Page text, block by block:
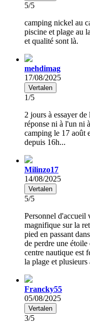
5/5
camping nickel au
piscine et plage au
et qualité sont là.
mehdimag
17/08/2025
Vertalen
1/5
2 jours à essayer
réponse ni à l'un ni
camping le 17 août
depuis 16h...
Milinzo17
14/08/2025
Vertalen
5/5
Personnel d'accueil
magnifique sur la
pied en passant
de perdre une
centre nautique est
la plage et
Francky55
05/08/2025
Vertalen
3/5